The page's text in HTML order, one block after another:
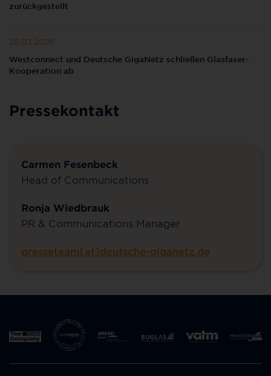
zurückgestellt
26.03.2026
Westconnect und Deutsche GigaNetz schließen Glasfaser-
Kooperation ab
Pressekontakt
Carmen Fesenbeck
Head of Communications
Ronja Wiedbrauk
PR & Communications Manager
presseteam[at]deutsche-giganetz.de